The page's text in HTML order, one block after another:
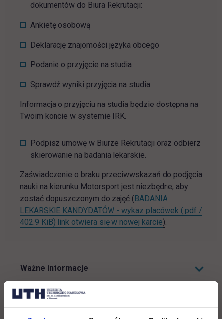
dokumentów do Biura Rekrutacji:
Ankietę osobową
Deklarację znajomości języka obcego
Podanie o przyjęcie na studia
Sprawdź wyniki przyjęcia na studia
Informacja o przyjęciu na studia będzie dostępna na
Twoim koncie w systemie IRK.
Podpisz umowę w Biurze Rekrutacji oraz odbierz
skierowanie na badania lekarskie.
Zaświadczenie o braku przeciwwskazań do podjęcia
nauki na kierunku Motorsport jest niezbędne, aby
zostać dopuszczonym do zajęć (BADANIA
LEKARSKIE KANDYDATÓW - wykaz placówek (.pdf /
402.9 KiB) link otwiera się w nowej karcie).
Ważne informacje